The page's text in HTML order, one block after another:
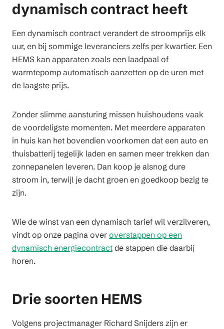
dynamisch contract heeft
Een dynamisch contract verandert de stroomprijs elk
uur, en bij sommige leveranciers zelfs per kwartier. Een
HEMS kan apparaten zoals een laadpaal of
warmtepomp automatisch aanzetten op de uren met
de laagste prijs.
Zonder slimme aansturing missen huishoudens vaak
de voordeligste momenten. Met meerdere apparaten
in huis kan het bovendien voorkomen dat een auto en
thuisbatterij tegelijk laden en samen meer trekken dan
zonnepanelen leveren. Dan koop je alsnog dure
stroom in, terwijl je dacht groen en goedkoop bezig te
zijn.
Wie de winst van een dynamisch tarief wil verzilveren,
vindt op onze pagina over overstappen op een
dynamisch energiecontract de stappen die daarbij
horen.
Drie soorten HEMS
Volgens projectmanager Richard Snijders zijn er